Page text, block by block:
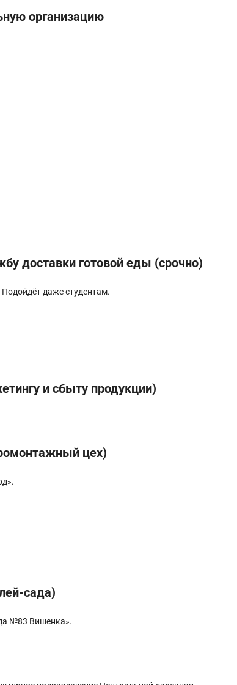
организацию
доставки готовой еды (срочно)
даже студентам.
и сбыту продукции)
цех)
сада)
№83 Вишенка».